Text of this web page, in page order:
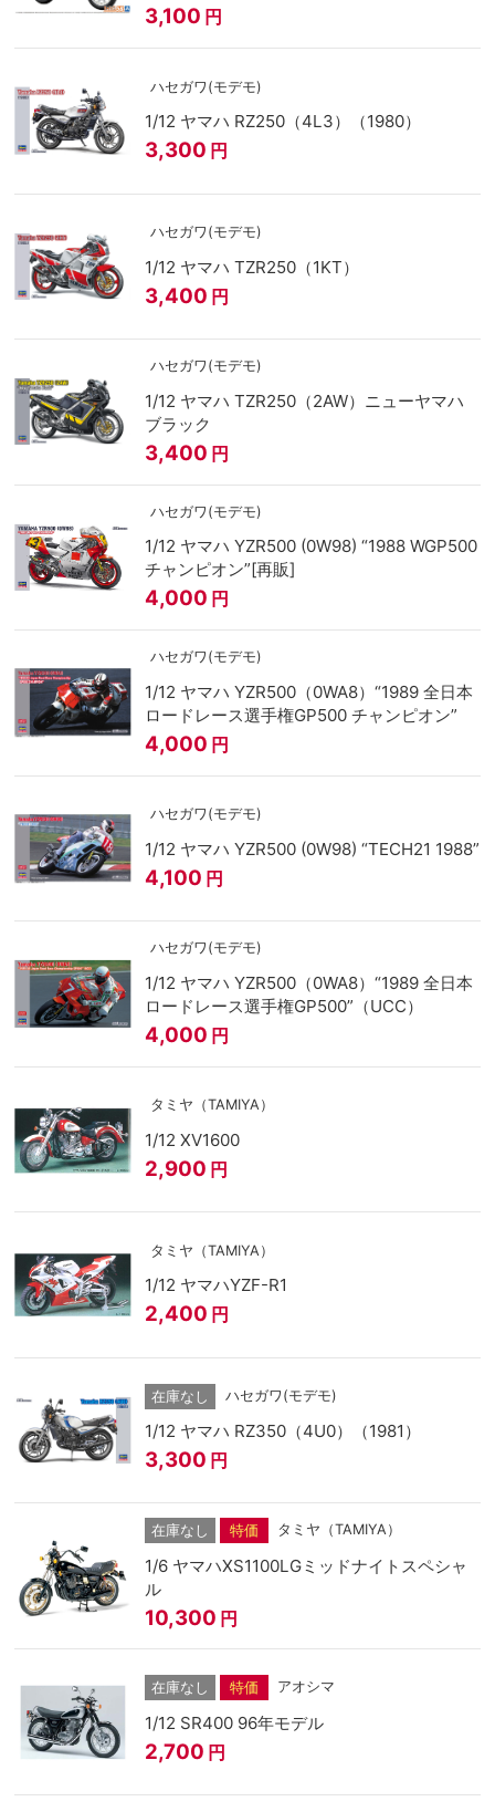
3,100 円
ハセガワ(モデモ)
1/12 ヤマハ RZ250（4L3）（1980）
3,300 円
ハセガワ(モデモ)
1/12 ヤマハ TZR250（1KT）
3,400 円
ハセガワ(モデモ)
1/12 ヤマハ TZR250（2AW）ニューヤマハ
ブラック
3,400 円
ハセガワ(モデモ)
1/12 ヤマハ YZR500 (0W98) “1988 WGP500
チャンピオン”[再販]
4,000 円
ハセガワ(モデモ)
1/12 ヤマハ YZR500（0WA8）“1989 全日本
ロードレース選手権GP500 チャンピオン”
4,000 円
ハセガワ(モデモ)
1/12 ヤマハ YZR500 (0W98) “TECH21 1988”
4,100 円
ハセガワ(モデモ)
1/12 ヤマハ YZR500（0WA8）“1989 全日本
ロードレース選手権GP500”（UCC）
4,000 円
タミヤ（TAMIYA）
1/12 XV1600
2,900 円
タミヤ（TAMIYA）
1/12 ヤマハYZF-R1
2,400 円
在庫なし ハセガワ(モデモ)
1/12 ヤマハ RZ350（4U0）（1981）
3,300 円
在庫なし 特価 タミヤ（TAMIYA）
1/6 ヤマハXS1100LGミッドナイトスペシャ
ル
10,300 円
在庫なし 特価 アオシマ
1/12 SR400 96年モデル
2,700 円